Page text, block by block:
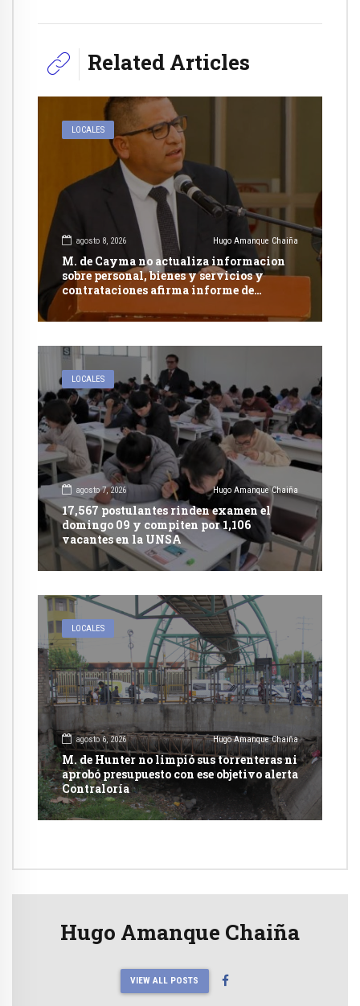
Related Articles
LOCALES
agosto 8, 2026 Hugo Amanque Chaiña
M. de Cayma no actualiza informacion
sobre personal, bienes y servicios y
contrataciones afirma informe de
Contraloría
LOCALES
agosto 7, 2026 Hugo Amanque Chaiña
17,567 postulantes rinden examen el
domingo 09 y compiten por 1,106
vacantes en la UNSA
LOCALES
agosto 6, 2026 Hugo Amanque Chaiña
M. de Hunter no limpió sus torrenteras ni
aprobó presupuesto con ese objetivo alerta
Contraloría
Hugo Amanque Chaiña
VIEW ALL POSTS